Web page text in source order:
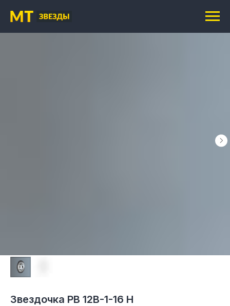
Звездочка PB 12B-1-16 Н